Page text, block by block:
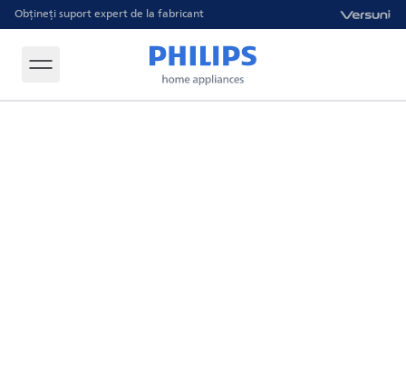
Obțineți suport expert de la fabricant